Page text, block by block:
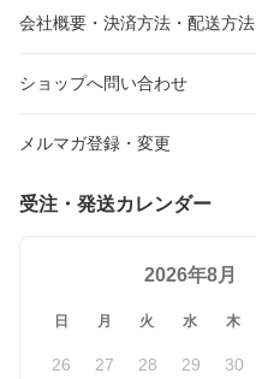
会社概要・決済方法・配送方法
ショップへ問い合わせ
メルマガ登録・変更
受注・発送カレンダー
2026年8月
日 月 火 水 木
26 27 28 29 30